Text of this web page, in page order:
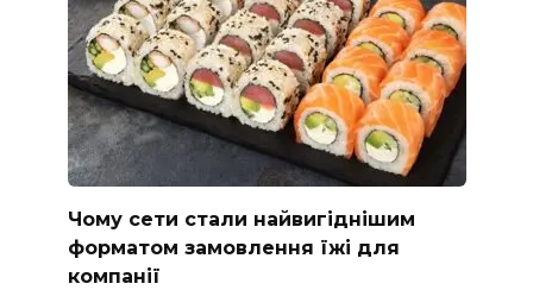
Чому сети стали найвигіднішим
форматом замовлення їжі для
компанії